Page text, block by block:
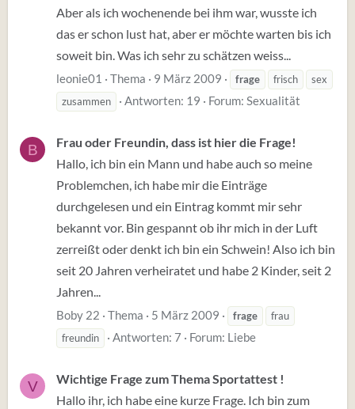
Aber als ich wochenende bei ihm war, wusste ich
das er schon lust hat, aber er möchte warten bis ich
soweit bin. Was ich sehr zu schätzen weiss...
leonie01 Thema 9 März 2009 frage frisch
sex
zusammen
Antworten: 19 Forum: Sexualität
B
Frau oder Freundin, dass ist hier die Frage!
Hallo, ich bin ein Mann und habe auch so meine
Problemchen, ich habe mir die Einträge
durchgelesen und ein Eintrag kommt mir sehr
bekannt vor. Bin gespannt ob ihr mich in der Luft
zerreißt oder denkt ich bin ein Schwein! Also ich bin
seit 20 Jahren verheiratet und habe 2 Kinder, seit 2
Jahren...
Boby 22 Thema 5 März 2009 frage
frau
freundin
Antworten: 7 Forum: Liebe
V
Wichtige Frage zum Thema Sportattest !
Hallo ihr, ich habe eine kurze Frage. Ich bin zum